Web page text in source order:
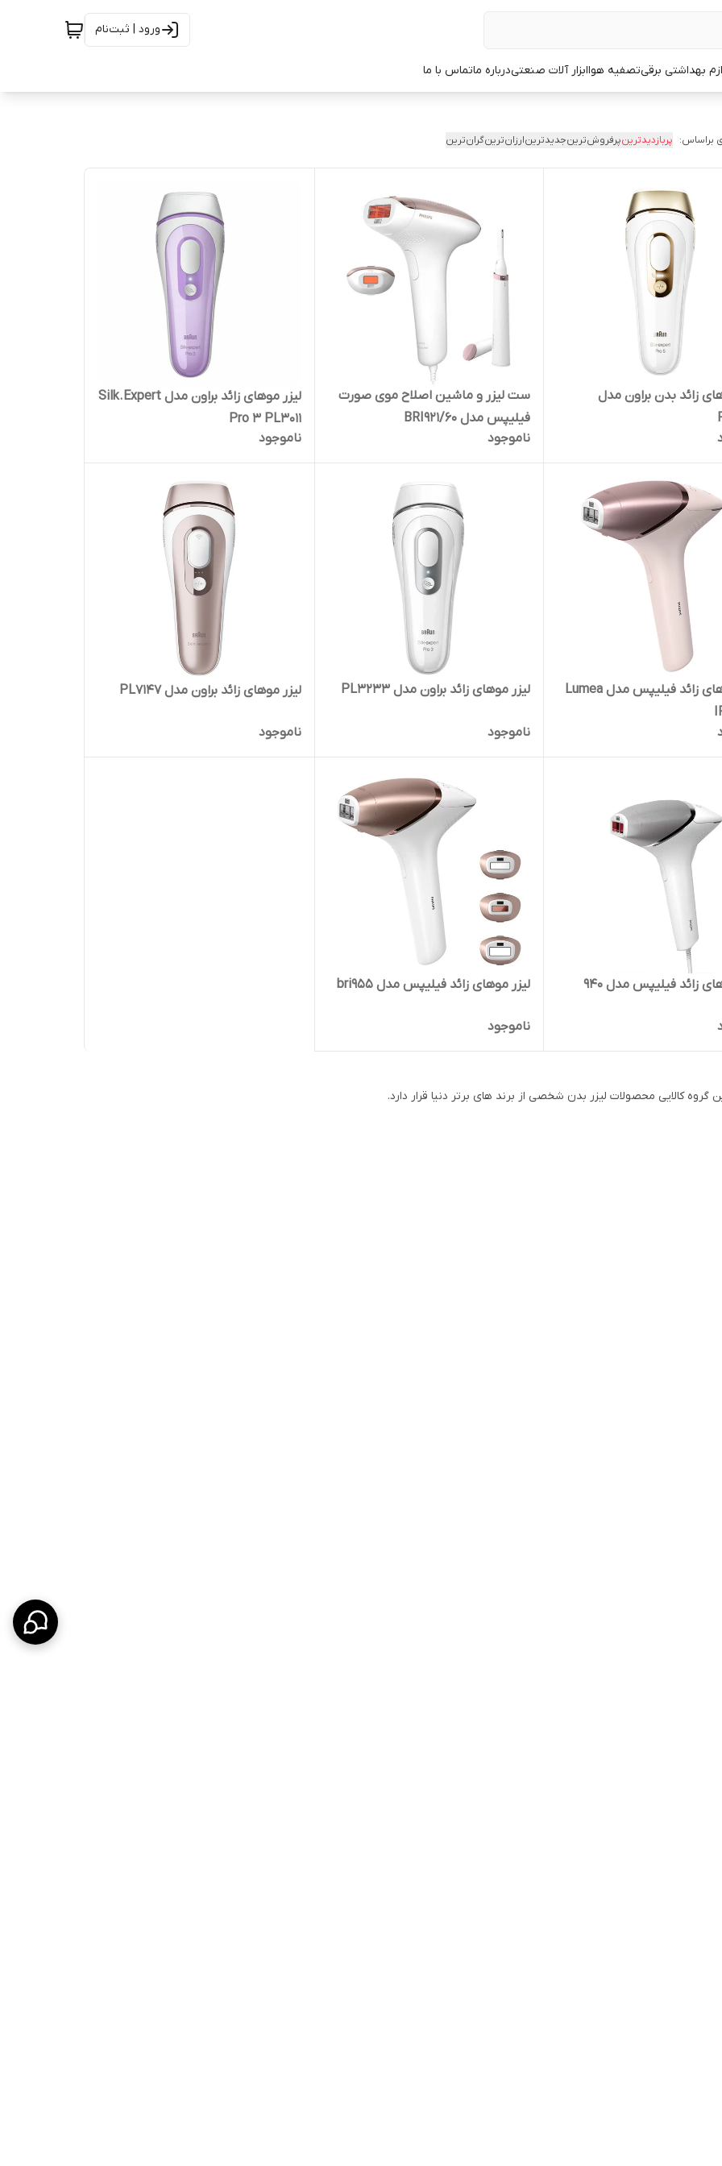
ورود | ثبت‌نام
بهداشتی برقیتصفیه هواابزار آلات صنعتیدرباره ماتماس با ما
براساس: پربازدیدترینپرفروش‌ترینجدیدترینارزان‌ترینگران‌ترین
زائد بدن براون مدل
ست لیزر و ماشین اصلاح موی صورت
فیلیپس مدل BRI921/60
ناموجود
لیزر موهای زائد براون مدل Silk.Expert
Pro 3 PL3011
ناموجود
لیزر موهای زائد فیلیپس مدل Lumea
لیزر موهای زائد براون مدل PL3233
ناموجود
لیزر موهای زائد براون مدل PL7147
ناموجود
زائد فیلیپس مدل 940 لیزر موهای زائد فیلیپس مدل bri955
ناموجود
گروه کالایی محصولات لیزر بدن شخصی از برند های برتر دنیا قرار دارد.